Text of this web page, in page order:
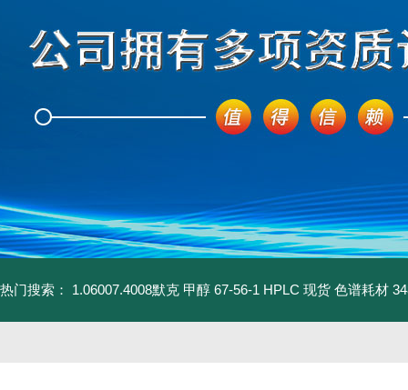
热门搜索： 1.06007.4008默克 甲醇 67-56-1 HPLC 现货 色谱耗材